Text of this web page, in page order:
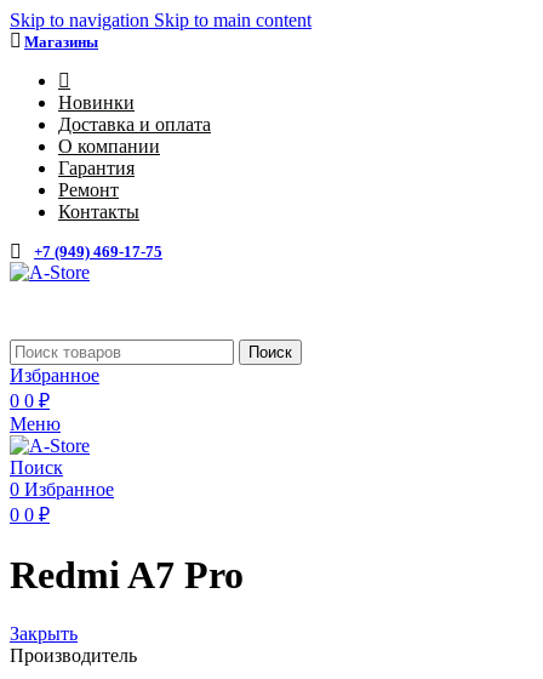
Skip to navigation Skip to main content
Магазины
Новинки
Доставка и оплата
О компании
Гарантия
Ремонт
Контакты
+7 (949) 469-17-75
Поиск
Избранное
0 0 ₽
Меню
Поиск
0 Избранное
0 0 ₽
Redmi A7 Pro
Закрыть
Производитель